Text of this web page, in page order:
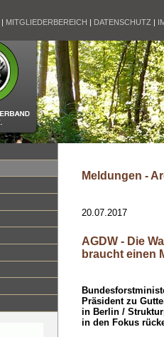
| MITGLIEDERBEREICH | DATENSCHUTZ |
Meldungen -
20.07.2017
AGDW - Die
braucht einen
Präsident zu
in Berlin /
in den Fokus